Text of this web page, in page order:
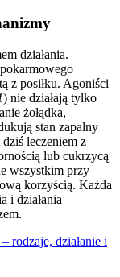
działania.
z posiłku. Agoniści
) nie działają tylko
żołądka,
stan zapalny
leczeniem z
lub cukrzycą
wszystkim przy
korzyścią. Każda
i działania
rodzaje, działanie i